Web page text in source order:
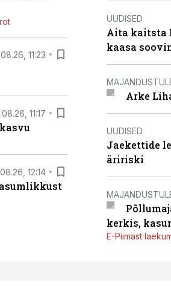
11:23
11:17
12:14
UUDISED
Aita kaitsta
kaasa
Arke
UUDISED
Jaekettide
äririski
kerkis,
E-Piimast